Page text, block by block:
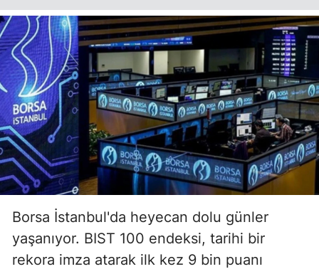
Borsa İstanbul'da heyecan dolu günler
yaşanıyor. BIST 100 endeksi, tarihi bir
rekora imza atarak ilk kez 9 bin puanı